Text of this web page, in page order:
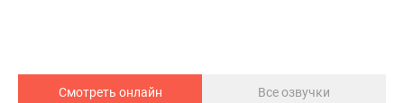
Смотреть онлайн Все озвучки